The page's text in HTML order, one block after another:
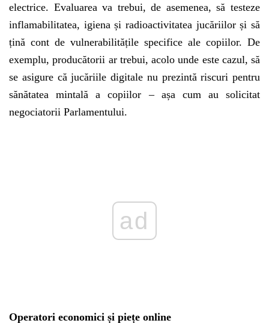
electrice. Evaluarea va trebui, de asemenea, să testeze
inflamabilitatea, igiena și radioactivitatea jucăriilor și să
țină cont de vulnerabilitățile specifice ale copiilor. De
exemplu, producătorii ar trebui, acolo unde este cazul, să
se asigure că jucăriile digitale nu prezintă riscuri pentru
sănătatea mintală a copiilor – așa cum au solicitat
negociatorii Parlamentului.
Operatori economici și piețe online